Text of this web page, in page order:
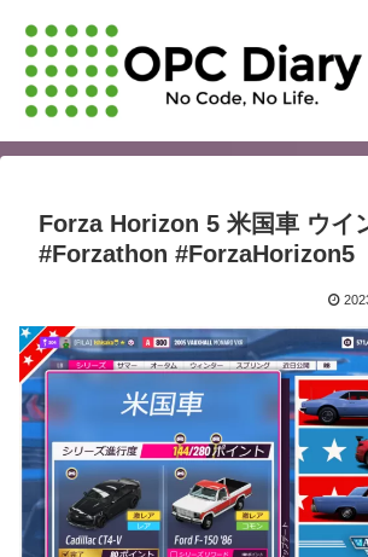
Forza Horizon 5 米国車 ウイ
#Forzathon #ForzaHorizon5